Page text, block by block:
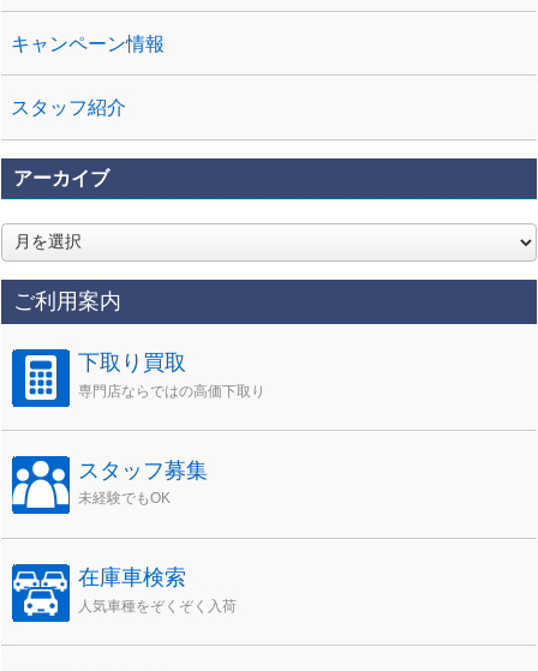
キャンペーン情報
スタッフ紹介
アーカイブ
ア
ー
カ
イ
ブ
ご利用案内
下取り買取
専門店ならではの高価下取り
スタッフ募集
未経験でもOK
在庫車検索
人気車種をぞくぞく入荷